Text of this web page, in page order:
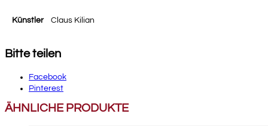
Künstler Claus Kilian
Bitte teilen
Facebook
Pinterest
ÄHNLICHE PRODUKTE